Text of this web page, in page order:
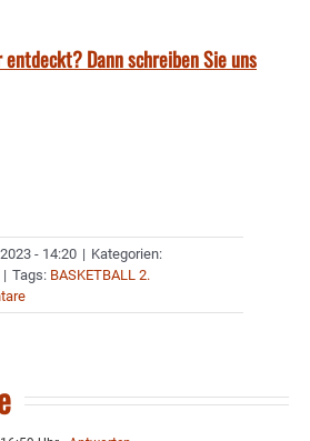
entdeckt? Dann schreiben Sie uns
- 14:20 | Kategorien:
| Tags: BASKETBALL 2.